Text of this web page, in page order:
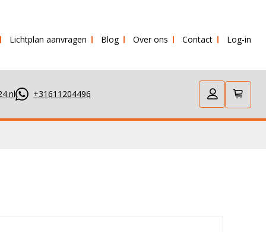
verstuurd!
Lichtplan aanvragen Blog Over ons Contact Log-in
+31611204496